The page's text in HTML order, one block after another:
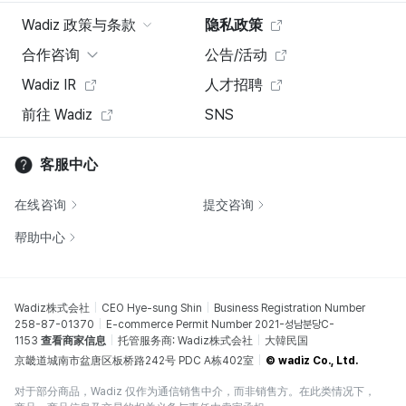
Wadiz 政策与条款
隐私政策
合作咨询
公告/活动
Wadiz IR
人才招聘
前往 Wadiz
SNS
客服中心
在线咨询 提交咨询
帮助中心
Wadiz株式会社 CEO Hye-sung Shin
Business Registration Number
258-87-01370
E-commerce Permit Number 2021-성남분당C-
1153 查看商家信息 托管服务商: Wadiz株式会社
大韓民国
京畿道城南市盆唐区板桥路242号 PDC A栋402室
© wadiz Co., Ltd.
对于部分商品，Wadiz 仅作为通信销售中介，而非销售方。在此类情况下，